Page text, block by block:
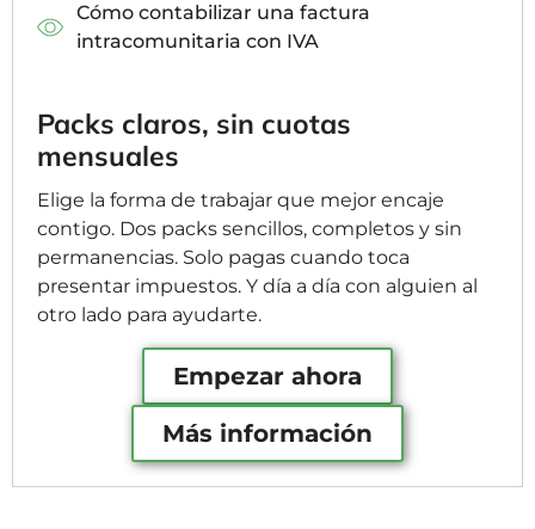
Cómo contabilizar una factura
intracomunitaria con IVA
Packs claros, sin cuotas
mensuales
Elige la forma de trabajar que mejor encaje
contigo. Dos packs sencillos, completos y sin
permanencias. Solo pagas cuando toca
presentar impuestos. Y día a día con alguien al
otro lado para ayudarte.
Empezar ahora
Más información